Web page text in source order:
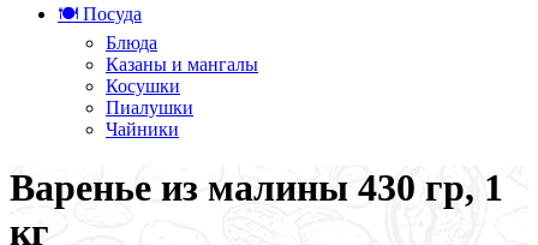
🍽️ Посуда
Блюда
Казаны и мангалы
Косушки
Пиалушки
Чайники
Варенье из малины 430 гр, 1
кг